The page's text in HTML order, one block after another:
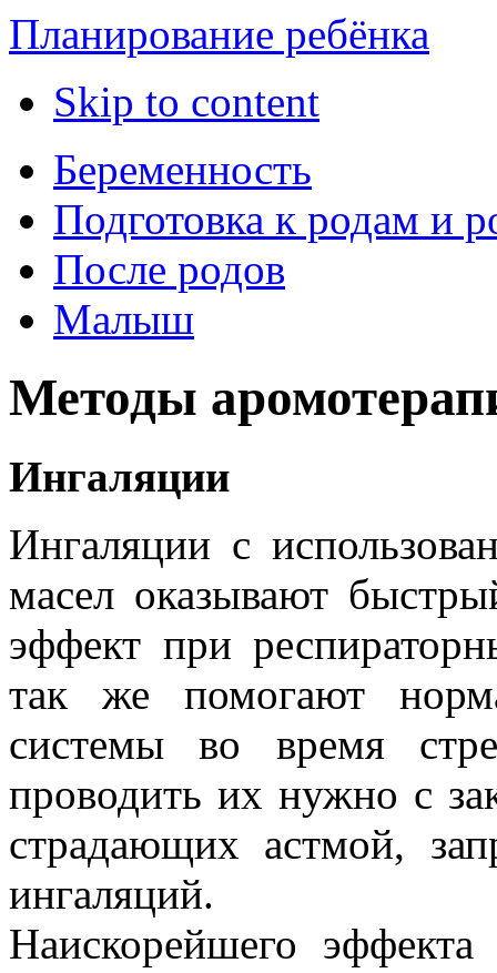
Планирование ребёнка
Skip to content
Беременность
Подготовка к родам и
После родов
Малыш
Методы
Ингаляции
Ингаляции с
масел оказывают
эффект при
так же помогают
системы во время
проводить их нужно с
страдающих астмой,
ингаляций.
Наискорейшего